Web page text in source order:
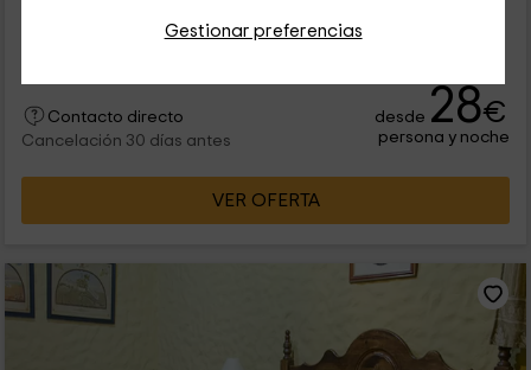
Gestionar preferencias
3 baños
Contacto directo
Cancelación 30 días antes
desde 28€
persona y noche
VER OFERTA